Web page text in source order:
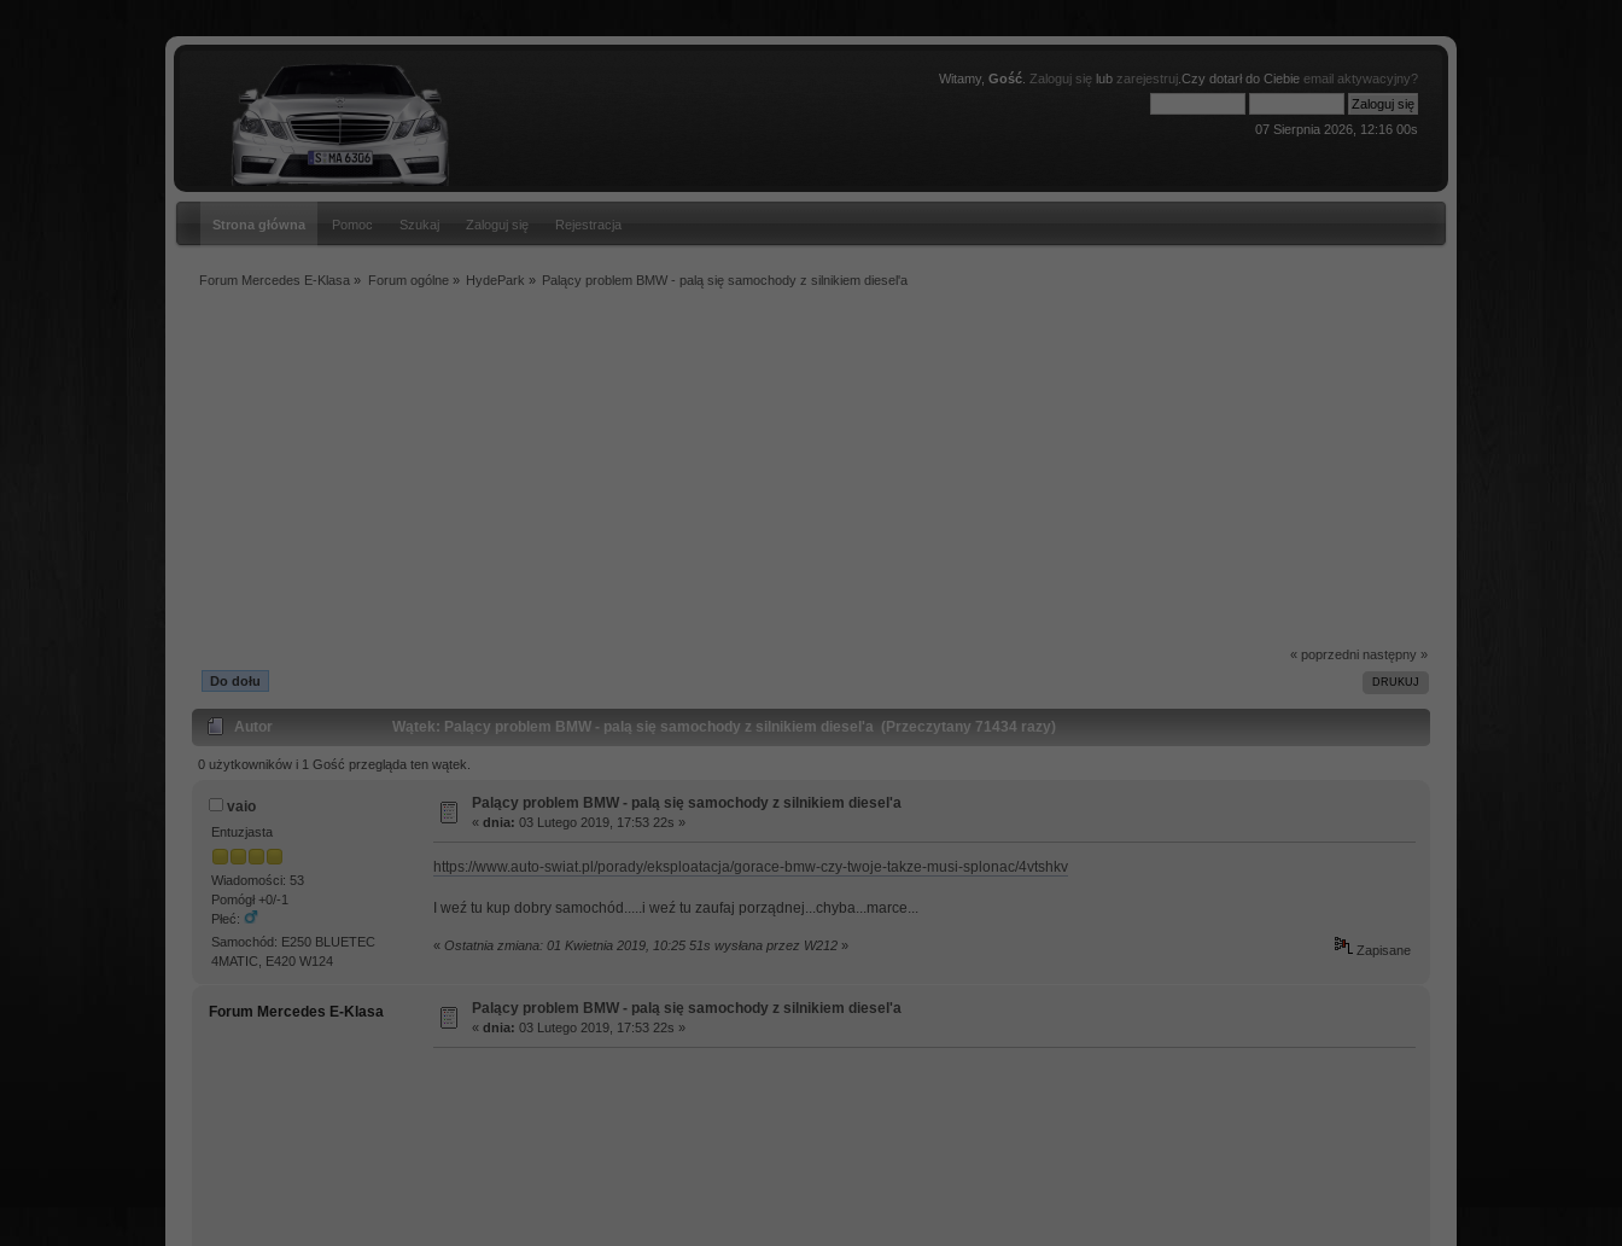
Witamy, Gość Zaloguj się lub zarejestruj .Czy dotarł do Ciebie email aktywacyjny?
07 Sierpnia 2026, 12:16 00s
Strona główna Pomoc Szukaj Zaloguj się Rejestracja
Forum Mercedes E-Klasa » Forum ogólne» HydePark » Palący problem BMW - palą się samochody z silnikiem diesel'a
« poprzedni następny »
DRUKUJ
Do dołu
Autor Wątek: Palący problem BMW - palą się samochody z silnikiem diesel'a (Przeczytany 71434 razy)
0 użytkowników i 1 Gość przegląda ten wątek.
vaio
Entuzjasta
Wiadomości: 53
Pomógł +0/-1
Płeć:
Samochód: E250 BLUETEC
4MATIC, E420 W124
Palący problem BMW - palą się samochody z silnikiem diesel'a
« dnia: 03 Lutego 2019, 17:53 22s »
https://www.auto-swiat.pl/porady/eksploatacja/gorace-bmw-czy-twoje-takze-musi-splonac/4vtshkv
I weź tu kup dobry samochód.....i weź tu zaufaj porządnej...chyba...marce...
« Ostatnia zmiana: 01 Kwietnia 2019, 10:25 51s wysłana przez W212» Zapisane
Forum Mercedes E-Klasa Palący problem BMW - palą się samochody z silnikiem diesel'a
« dnia: 03 Lutego 2019, 17:53 22s »